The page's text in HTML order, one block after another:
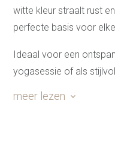
witte kleur straalt rust
perfecte basis voor
Ideaal voor een
yogasessie of als
meer lezen